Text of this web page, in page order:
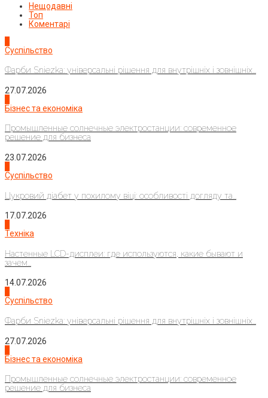
Нещодавні
Топ
Коментарі
Суспільство
Фарби Sniezka: універсальні рішення для внутрішніх і зовнішніх...
27.07.2026
Бізнес та економіка
Промышленные солнечные электростанции: современное
решение для бизнеса
23.07.2026
Суспільство
Цукровий діабет у похилому віці: особливості догляду та...
17.07.2026
Техніка
Настенные LCD-дисплеи: где используются, какие бывают и
зачем...
14.07.2026
Суспільство
Фарби Sniezka: універсальні рішення для внутрішніх і зовнішніх...
27.07.2026
Бізнес та економіка
Промышленные солнечные электростанции: современное
решение для бизнеса